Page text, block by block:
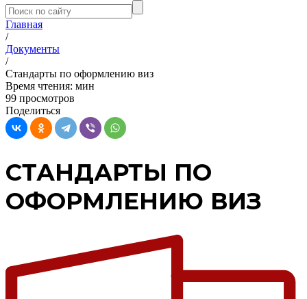
Главная
/
Документы
/
Стандарты по оформлению виз
Время чтения: мин
99 просмотров
Поделиться
СТАНДАРТЫ ПО
ОФОРМЛЕНИЮ ВИЗ